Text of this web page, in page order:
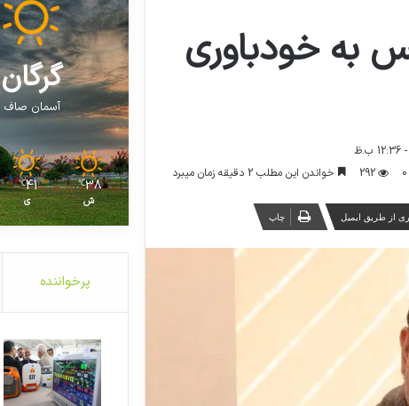
به خودباوری
0
292 خواندن این مطلب 2 دقیقه زمان میبرد
از طریق ایمیل چاپ
گرگان
آسمان صاف
38
℃
ش
41
℃
ی
پرخواننده